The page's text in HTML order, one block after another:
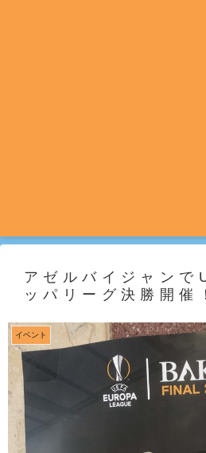
アゼルバイジャンで
ッパリーグ決勝開催
イベント